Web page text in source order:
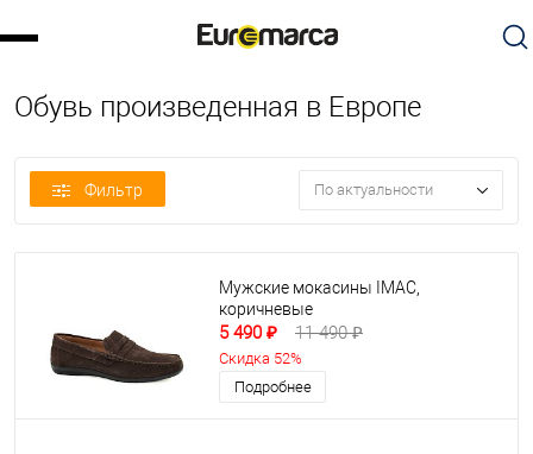
Обувь произведенная в Европе
Фильтр По актуальности
Мужские мокасины IMAC,
коричневые
5 490 ₽ 11 490 ₽
Скидка 52%
Подробнее